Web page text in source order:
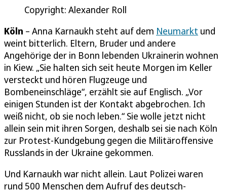
Copyright: Alexander Roll
Köln – Anna Karnaukh steht auf dem Neumarkt und
weint bitterlich. Eltern, Bruder und andere
Angehörige der in Bonn lebenden Ukrainerin wohnen
in Kiew. „Sie halten sich seit heute Morgen im Keller
versteckt und hören Flugzeuge und
Bombeneinschläge“, erzählt sie auf Englisch. „Vor
einigen Stunden ist der Kontakt abgebrochen. Ich
weiß nicht, ob sie noch leben.“ Sie wolle jetzt nicht
allein sein mit ihren Sorgen, deshalb sei sie nach Köln
zur Protest-Kundgebung gegen die Militäroffensive
Russlands in der Ukraine gekommen.
Und Karnaukh war nicht allein. Laut Polizei waren
rund 500 Menschen dem Aufruf des deutsch-